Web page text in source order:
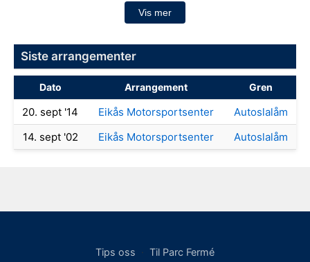
Vis mer
Siste arrangementer
Dato Arrangement Gren
20. sept '14 Eikås Motorsportsenter
Autoslalåm
14. sept '02
Eikås Motorsportsenter Autoslalåm
Tips oss · Til Parc Fermé